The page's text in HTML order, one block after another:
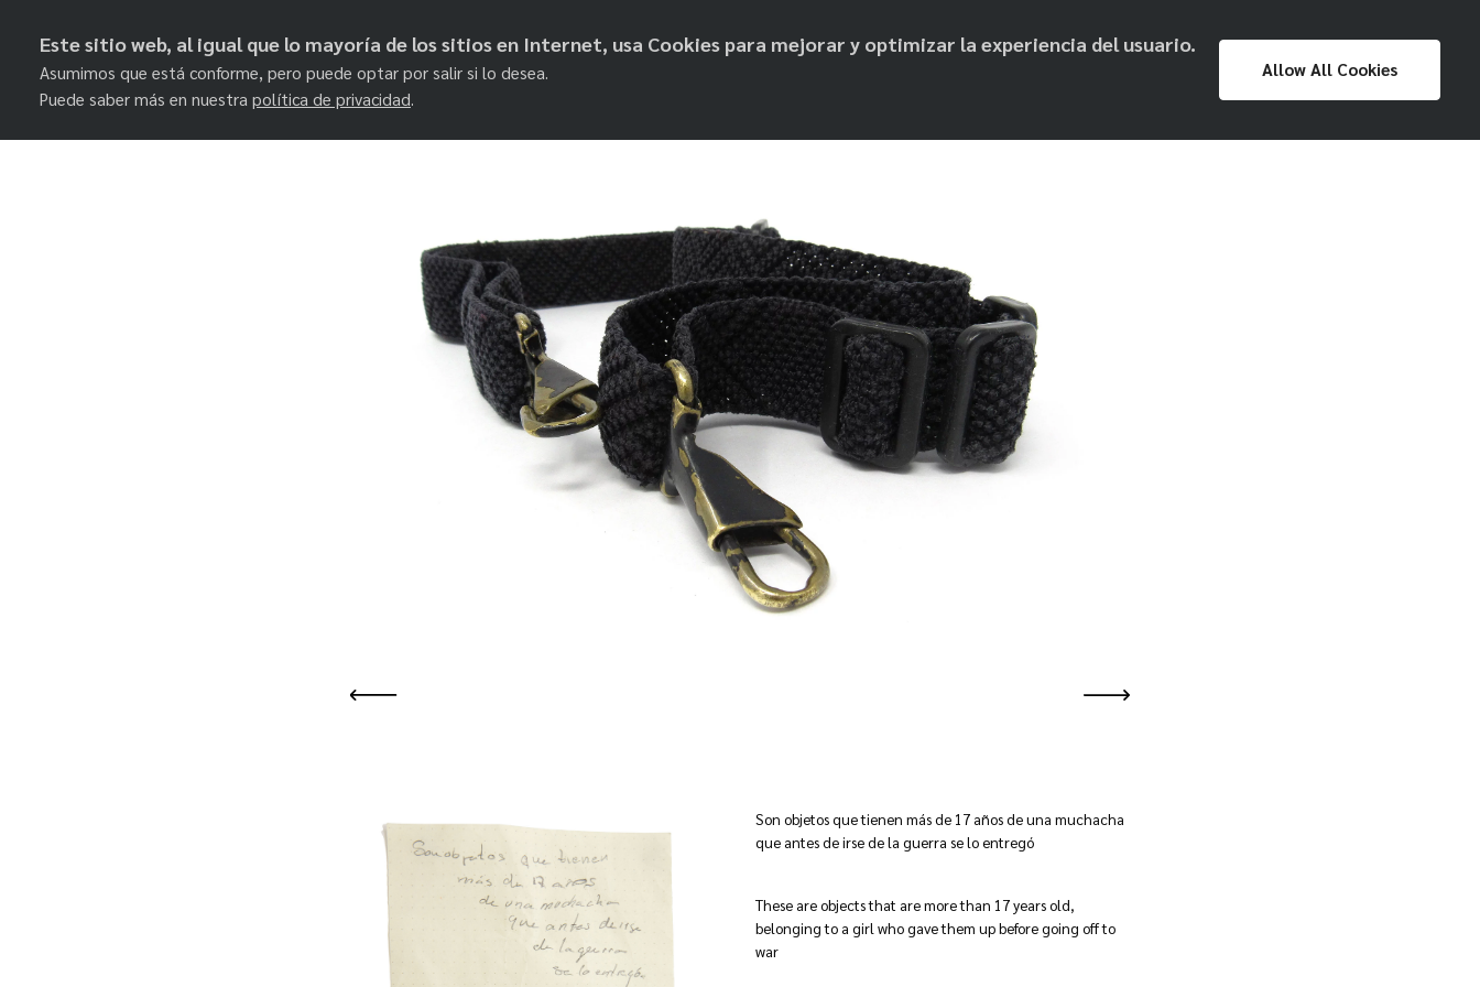
objetos de paz Proyecto Prensa
Exposiciones
Museo Nacional
Son objetos que tienen más de 17 años de una muchacha
que antes de irse de la guerra se lo entregó
These are objects that are more than 17 years old,
belonging to a girl who gave them up before going off to
war
Este sitio web, al igual que lo mayoría de los sitios en Internet, usa Cookies para mejorar y optimizar la experiencia del usuario.
Asumimos que está conforme, pero puede optar por salir si lo desea.
Puede saber más en nuestra política de privacidad.
Allow All Cookies